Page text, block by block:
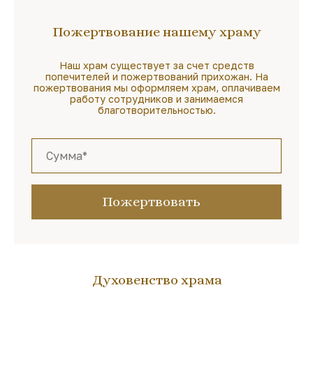
Пожертвование нашему храму
Наш храм существует за счет средств
попечителей и пожертвований прихожан. На
пожертвования мы оформляем храм, оплачиваем
работу сотрудников и занимаемся
благотворительностью.
Пожертвовать
Духовенство храма